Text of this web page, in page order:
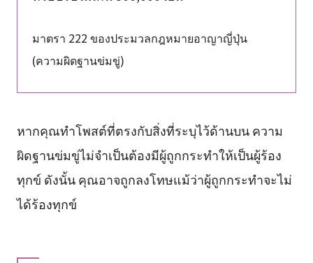
มาตรา 222 ของประมวลกฎหมายอาญาญี่ปุ่น
(ความผิดฐานข่มขู่)
หากคุณทำโพสต์ที่ตรงกับสิ่งที่ระบุไว้ด้านบน ความ
ผิดฐานข่มขู่ไม่จำเป็นต้องมีผู้ถูกกระทำให้เป็นผู้ร้อง
ทุกข์ ดังนั้น คุณอาจถูกลงโทษแม้ว่าผู้ถูกกระทำจะไม่
ได้ร้องทุกข์